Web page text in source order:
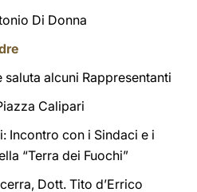
Di Donna
alcuni Rappresentanti
Calipari
Incontro con i Sindaci e i
“Terra dei Fuochi”
Dott. Tito d’Errico